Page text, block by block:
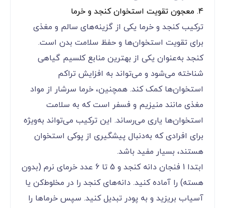
4. معجون تقویت استخوان کنجد و خرما
ترکیب کنجد و خرما یکی از گزینه‌های سالم و مغذی
برای تقویت استخوان‌ها و حفظ سلامت بدن است.
کنجد به‌عنوان یکی از بهترین منابع کلسیم گیاهی
شناخته می‌شود و می‌تواند به افزایش تراکم
استخوان‌ها کمک کند. همچنین، خرما سرشار از مواد
مغذی مانند منیزیم و فسفر است که به سلامت
استخوان‌ها یاری می‌رساند. این ترکیب می‌تواند به‌ویژه
برای افرادی که به‌دنبال پیشگیری از پوکی استخوان
هستند، بسیار مفید باشد.
ابتدا 1 فنجان دانه کنجد و 5 تا 6 عدد خرمای نرم (بدون
هسته) را آماده کنید. دانه‌های کنجد را در مخلوط‌کن یا
آسیاب بریزید و به پودر تبدیل کنید. سپس خرماها را